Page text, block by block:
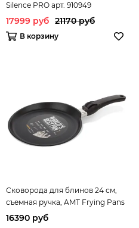
Silence PRO арт. 910949
17999 руб 21170 руб
В корзину
Сковорода для блинов 24 см,
съемная ручка, AMT Frying Pans
Titan арт. AMT I-124
16390 руб